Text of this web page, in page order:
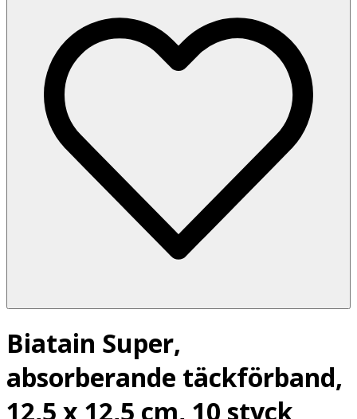
Biatain Super,
absorberande täckförband,
12,5 x 12,5 cm, 10 styck